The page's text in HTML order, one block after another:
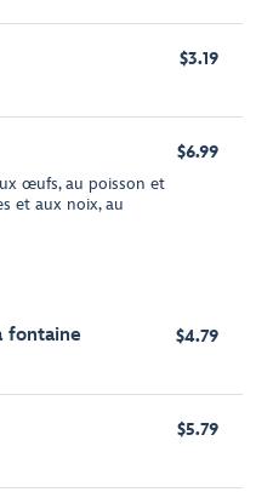
$3.19
œufs, au poisson et
et aux noix, au
$6.99
fontaine $4.79
$5.79